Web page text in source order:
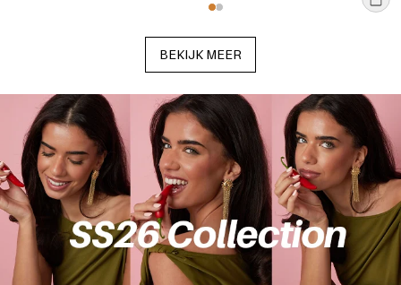
BEKIJK MEER